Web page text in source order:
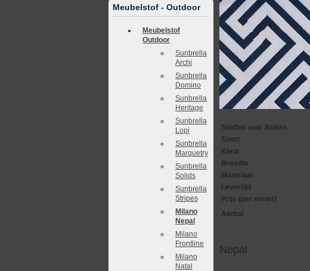
Meubelstof - Outdoor
Meubelstof
Outdoor
Sunbrella
Archi
Sunbrella
Domino
Sunbrella
Heritage
Sunbrella
Lopi
Sunbrella
Marquetry
Sunbrella
Solids
Sunbrella
Stripes
Milano
Nepal
Milano
Frontline
Milano
Natal
Stoffen voor Buiten
Soort
Kleur
Breedte
Materiaal
Levertijd
Prijs (per meter)
Aantal
Nepal